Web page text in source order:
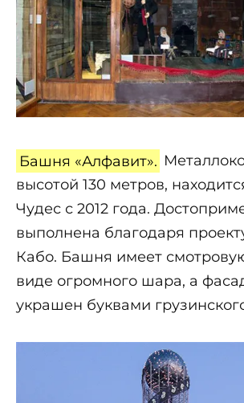
Башня «Алфавит».
высотой 130 метров,
Чудес с 2012 года.
выполнена благодаря
Кабо. Башня имеет
виде огромного шара, а
украшен буквами